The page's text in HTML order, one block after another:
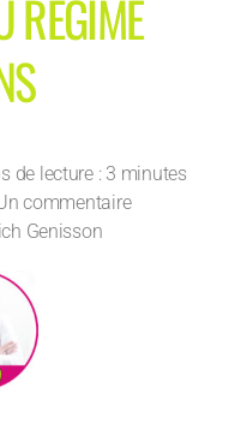
RÉGIME
de lecture : 3 minutes
commentaire
Genisson